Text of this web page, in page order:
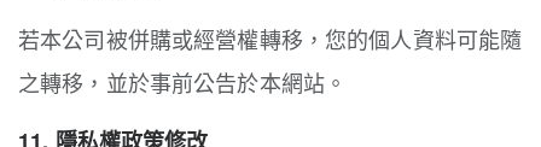
若本公司被併購或經營權轉移，您的個人資料可能隨
之轉移，並於事前公告於本網站。